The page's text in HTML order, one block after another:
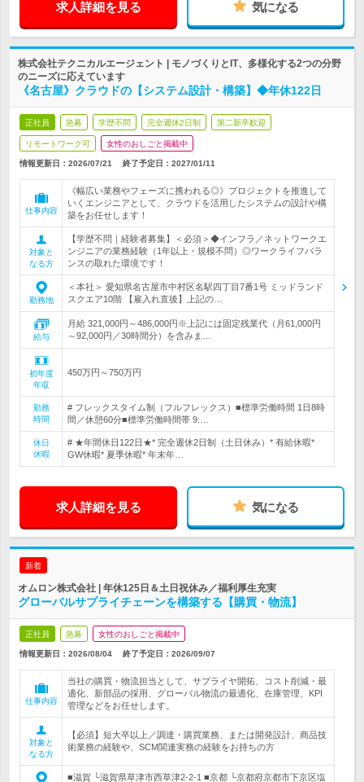
求人詳細を見る 気になる
株式会社テクニカルエージェント | モノづくりとIT、多様化する2つの分野
のニーズに応えています
《名古屋》クラウドの【システム設計・構築】◆年休122日
正社員 急募 学歴不問 完全週休2日制 第二新卒歓迎
リモートワーク可 女性のおしごと掲載中
情報更新日：2026/07/21 終了予定日： 2027/01/11
仕事内容
《幅広い業務やフェーズに携われる◎》プロジェクトを推進して
いくエンジニアとして、クラウドを活用したシステムの設計や構
築をお任せします！
対象と
なる方
【学歴不問｜経験者募集】＜必須＞◆インフラ／ネットワークエ
ンジニアの業務経験（1年以上・規模不問）◎ワークライフバラ
ンスの取れた環境です！
勤務地
＜本社＞ 愛知県名古屋市中村区名駅四丁目7番1号 ミッドランド
スクエア10階 【雇入れ直後】上記の…
給与
月給 321,000円～486,000円※上記には固定残業代（月61,000円
～92,000円／30時間分）を含みま…
初年度
年収
450万円～750万円
勤務
時間
# フレックスタイム制（フルフレックス）■標準労働時間 1日8時
間／休憩60分■標準労働時間帯 9:…
休日
休暇
# ★年間休日122日★* 完全週休2日制（土日休み）* 有給休暇*
GW休暇* 夏季休暇* 年末年…
求人詳細を見る 気になる
新着
オムロン株式会社 | 年休125日＆土日祝休み／福利厚生充実
グローバルサプライチェーンを構築する【購買・物流】
正社員 急募 女性のおしごと掲載中
情報更新日：2026/08/04 終了予定日： 2026/09/07
仕事内容
当社の購買・物流担当として、サプライヤ開拓、コスト削減・最
適化、新部品の採用、グローバル物流の最適化、在庫管理、KPI
管理などをお任せします。
対象と
なる方
【必須】短大卒以上／調達・購買業務、または開発設計、商品技
術業務の経験や、SCM関連実務の経験をお持ちの方
■滋賀 └滋賀県草津市西草津2-2-1 ■京都 └京都府京都市下京区塩